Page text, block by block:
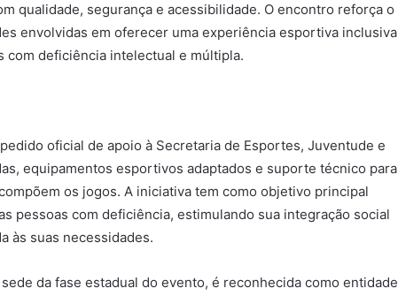
qualidade, segurança e acessibilidade. O encontro reforça o
envolvidas em oferecer uma experiência esportiva inclusiva
com deficiência intelectual e múltipla.
oficial de apoio à Secretaria de Esportes, Juventude e
equipamentos esportivos adaptados e suporte técnico para
os jogos. A iniciativa tem como objetivo principal
pessoas com deficiência, estimulando sua integração social
às suas necessidades.
da fase estadual do evento, é reconhecida como entidade